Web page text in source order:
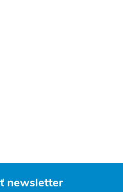
newsletter